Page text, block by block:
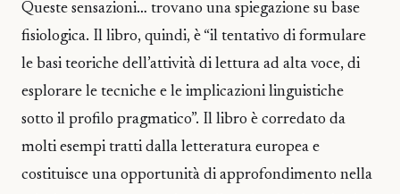
Queste sensazioni… trovano una spiegazione su base
fisiologica. Il libro, quindi, è “il tentativo di formulare
le basi teoriche dell’attività di lettura ad alta voce, di
esplorare le tecniche e le implicazioni linguistiche
sotto il profilo pragmatico”. Il libro è corredato da
molti esempi tratti dalla letteratura europea e
costituisce una opportunità di approfondimento nella